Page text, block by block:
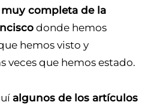
completa de la
donde hemos
hemos visto y
veces que hemos estado.
algunos de los artículos